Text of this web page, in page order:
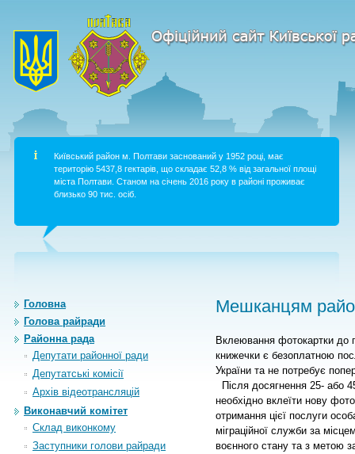
Київський район м. Полтави заснований у 1952 році, має
територію 5437,8 гектарів, що складає 52,8 % від загальної площі
міста Полтави. Станом на січень 2016 року в районі проживає
близько 90 тис. осіб.
Головна
Голова райради
Районна рада
Депутати районної ради
Депутатські комісії
Архiв вiдеотрансляцiй
Виконавчий комітет
Склад виконкому
Заступники голови райради
Мешканцям
Вклеювання фотокартки до
книжечки є безоплатною
України та не потребує
Після досягнення 25- або
необхідно вклеїти нову
отримання цієї послуги
міграційної служби за
воєнного стану та з метою